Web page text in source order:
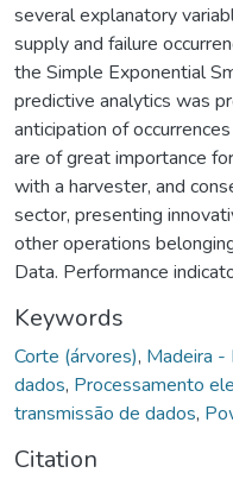
several explanatory
supply and failure
the Simple Exponential
predictive analytics was
anticipation of
are of great importance
with a harvester, and
sector, presenting
other operations
Data. Performance
Keywords
Corte (árvores), Madeira -
dados, Processamento
transmissão de dados,
Citation